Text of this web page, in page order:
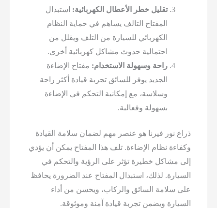
تقليل خطر الأعطال الكهربائية: استبدال
المفتاح التالف يساهم في حماية النظام
الكهربائي للسيارة من التلف ويقلل من
احتمالية حدوث مشاكل كهربائية أخرى.
راحة وسهولة الاستخدام: مفتاح الإضاءة
الجديد يوفر للسائق تجربة قيادة أكثر راحة
وسلاسة، مع إمكانية التحكم في الإضاءة
بسهولة وفعالية.
ذراع نور فيرنا هو عنصر مهم لضمان سلامة القيادة
وكفاءة نظام الإضاءة. تلف هذا المفتاح يمكن أن يؤدي
إلى مشاكل خطيرة تؤثر على الرؤية والتحكم في
السيارة. لذلك، استبدال المفتاح عند الضرورة يحافظ
على سلامة السائق والركاب، ويحسن من أداء
السيارة ويضمن تجربة قيادة آمنة وموثوقة.